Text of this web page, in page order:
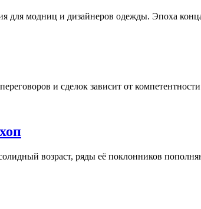
для модниц и дизайнеров одежды. Эпоха
и сделок зависит от
возраст, ряды её поклонников